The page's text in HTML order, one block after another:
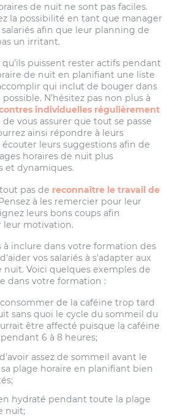
de nuit ne sont pas faciles.
la possibilité en tant que manager
salariés afin que leur planning de
un irritant.
qu’ils puissent rester actifs pendant
de nuit en planifiant une liste
qui inclut de bouger dans
N’hésitez pas non plus à
individuelles régulièrement
de vous assurer que tout se passe
ainsi répondre à leurs
leurs suggestions afin de
horaires de nuit plus
et dynamiques.
pas de reconnaître le travail de
à les remercier pour leur
leurs bons coups afin
leur motivation.
à inclure dans votre formation des
vos salariés à s’adapter aux
nuit. Voici quelques exemples de
dans votre formation :
de la caféine trop tard
sans quoi le cycle du sommeil du
être affecté puisque la caféine
6 à 8 heures;
d’avoir assez de sommeil avant le
plage horaire en planifiant bien
hydraté pendant toute la plage
nuit;